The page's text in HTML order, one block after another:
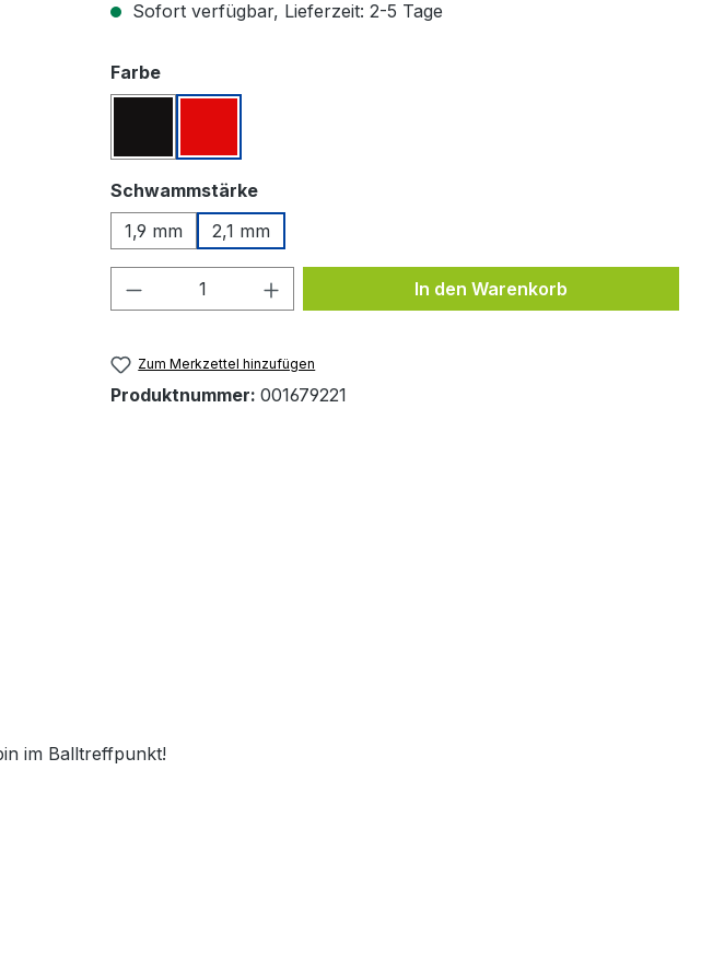
Sofort verfügbar, Lieferzeit: 2-5 Tage
Farbeauswählen
Schwammstärkeauswählen
1,9 mm
2,1 mm
Produkt Anzahl: Gib den gewünschten Wert
In den Warenkorb
Zum Merkzettel hinzufügen
Produktnummer: 001679221
im Balltreffpunkt!